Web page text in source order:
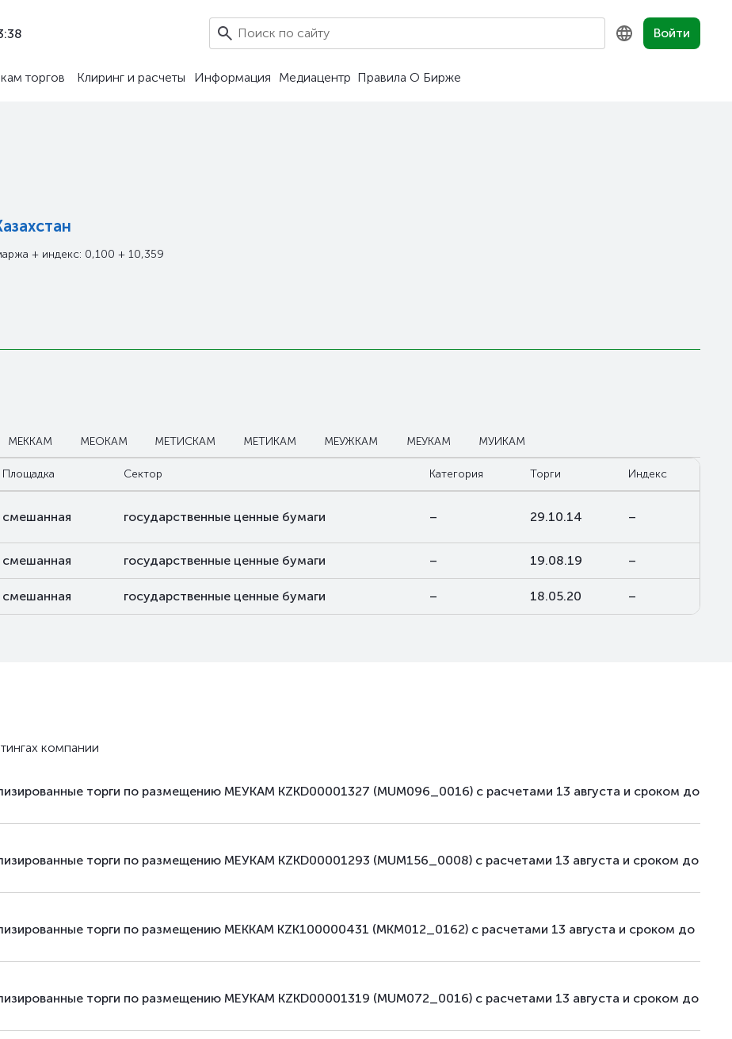
Войти
торгов Клиринг и расчеты Информация Медиацентр Правила О Бирже
+ индекс: 0,100 + 10,359
МЕККАМ МЕОКАМ МЕТИСКАМ МЕТИКАМ МЕУЖКАМ МЕУКАМ МУИКАМ
Площадка Сектор Категория Торги Индекс
смешанная государственные ценные бумаги – 29.10.14 –
смешанная государственные ценные бумаги – 19.08.19 –
смешанная государственные ценные бумаги – 18.05.20 –
компании
торги по размещению МЕУКАМ KZKD00001327 (MUM096_0016) с расчетами 13 августа и сроком до
торги по размещению МЕУКАМ KZKD00001293 (MUM156_0008) с расчетами 13 августа и сроком до
торги по размещению МЕККАМ KZK100000431 (MKM012_0162) с расчетами 13 августа и сроком до
торги по размещению МЕУКАМ KZKD00001319 (MUM072_0016) с расчетами 13 августа и сроком до